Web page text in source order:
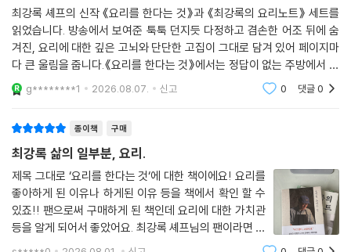
최강록 셰프의 신작 《요리를 한다는 것》과 《최강록의 요리노트》 세트를
읽었습니다. 방송에서 보여준 툭툭 던지듯 다정하고 겸손한 어조 뒤에 숨
겨진, 요리에 대한 깊은 고뇌와 단단한 고집이 그대로 담겨 있어 페이지마
다 큰 울림을 줍니다.《요리를 한다는 것》에서는 정답이 없는 주방에서 자
신만의 맛을 찾아가기 위해 고민했던 시간과, 재료를 대하는 기본적이면서
도 묵직한 태
g********1 2026.08.07. 신고 0 댓글0
종이책 구매
최강록 삶의 일부분, 요리.
제목 그대로 ‘요리를 한다는 것‘에 대한 책이에요! 요리를
좋아하게 된 이유나 하게된 이유 등을 책에서 확인 할 수
있죠!! 팬으로써 구매하게 된 책인데 요리에 대한 가치관
등을 알게 되어서 좋았어요. 최강록 셰프님의 팬이라면 추
천드립니다.